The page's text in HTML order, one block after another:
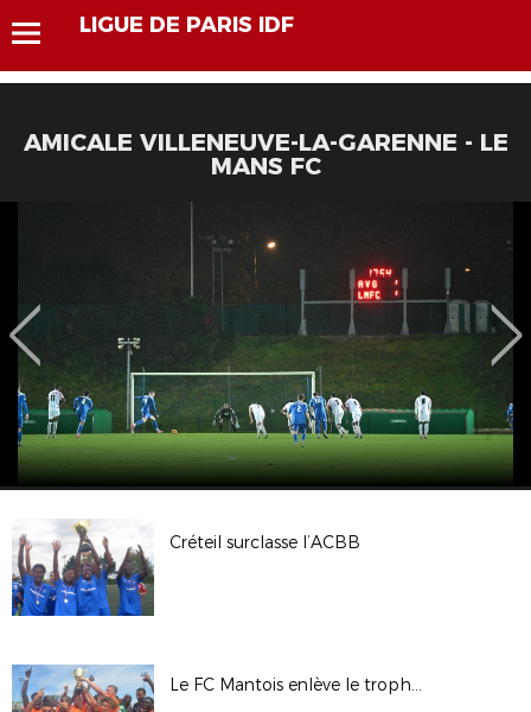
LIGUE DE PARIS IDF
AMICALE VILLENEUVE-LA-GARENNE - LE
MANS FC
Créteil surclasse l’ACBB
Le FC Mantois enlève le trophée au CSL Aulnay